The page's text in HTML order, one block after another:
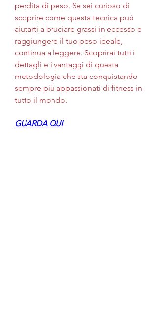
perdita di peso. Se sei curioso di
scoprire come questa tecnica può
aiutarti a bruciare grassi in eccesso e
raggiungere il tuo peso ideale,
continua a leggere. Scoprirai tutti i
dettagli e i vantaggi di questa
metodologia che sta conquistando
sempre più appassionati di fitness in
tutto il mondo.
GUARDA QUI